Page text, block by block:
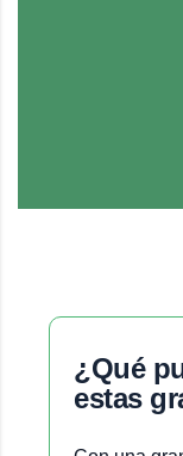
¿qué puedes preparar con
estas